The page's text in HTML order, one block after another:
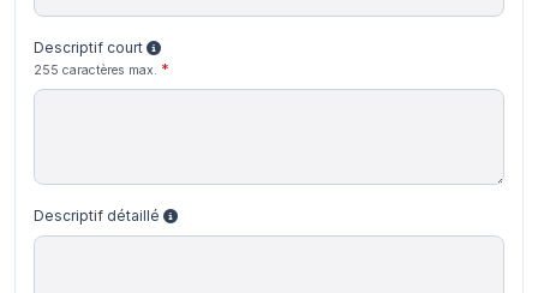
Descriptif court
255 caractères max.
Descriptif détaillé